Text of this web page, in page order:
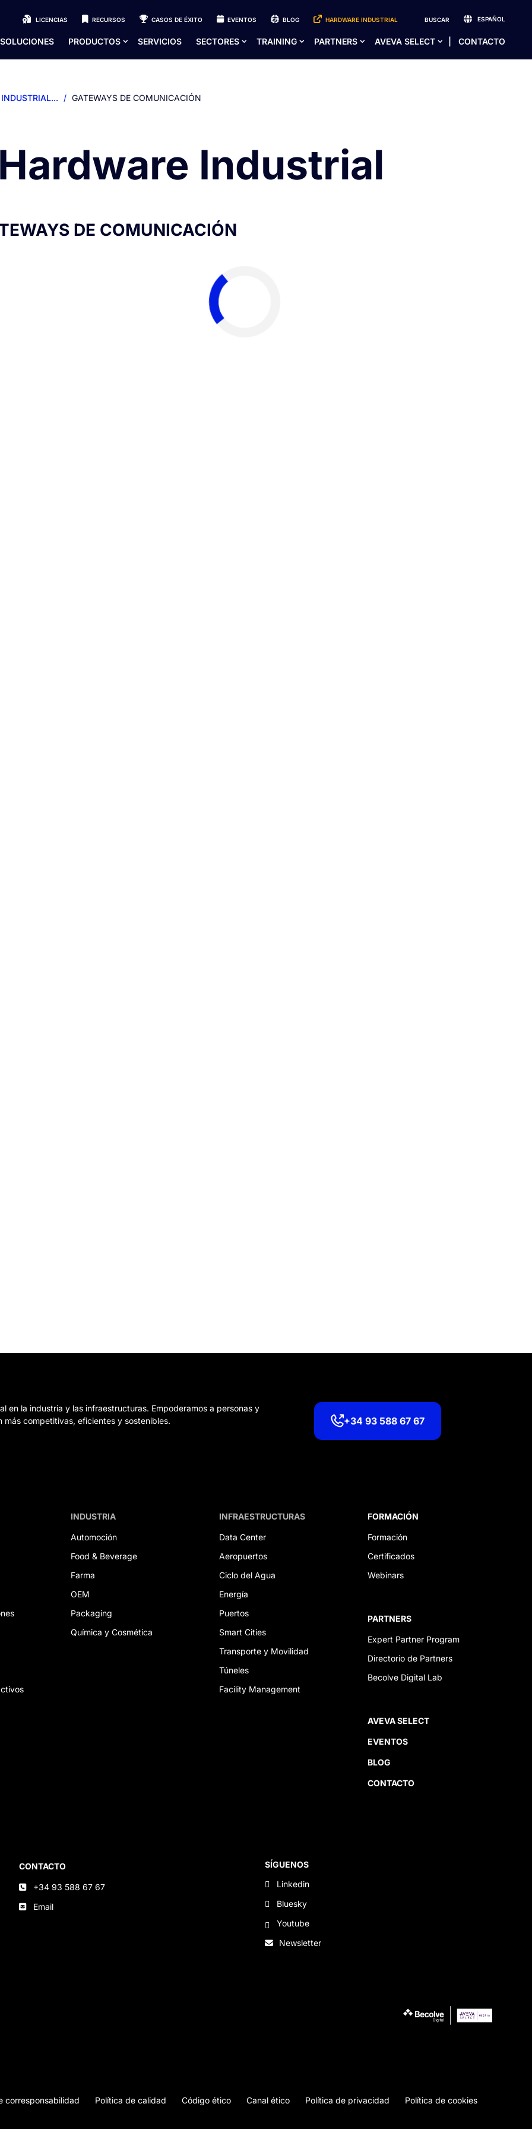
LICENCIAS RECURSOS CASOS DE ÉXITO EVENTOS BLOG HARDWARE INDUSTRIAL BUSCAR ESPAÑOL
SOLUCIONES PRODUCTOS SERVICIOS SECTORES TRAINING PARTNERS AVEVA SELECT CONTACTO
/ GATEWAYS DE COMUNICACIÓN
Hardware Industrial
DE COMUNICACIÓN
en la industria y las infraestructuras. Empoderamos a personas y
más competitivas, eficientes y sostenibles.
CONTACTO
+34 93 588 67 67
Email
SÍGUENOS
Linkedin
Bluesky
Youtube
Newsletter
+34 93 588 67 67
INDUSTRIA
Automoción
Food & Beverage
Farma
OEM
Packaging
Química y Cosmética
INFRAESTRUCTURAS
Data Center
Aeropuertos
Ciclo del Agua
Energía
Puertos
Smart Cities
Transporte y Movilidad
Túneles
Facility Management
FORMACIÓN
Formación
Certificados
Webinars
PARTNERS
Expert Partner Program
Directorio de Partners
Becolve Digital Lab
AVEVA SELECT
EVENTOS
BLOG
CONTACTO
corresponsabilidad Política de calidad Código ético Canal ético Política de privacidad
Política de cookies